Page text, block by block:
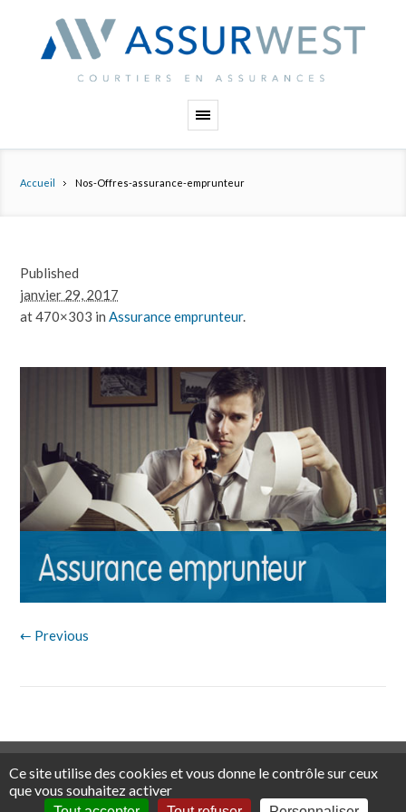
Accueil Nos-Offres-assurance-emprunteur
Published
janvier 29, 2017
at 470×303 inAssurance emprunteur.
← Previous
Mentions légales Traitement des réclamations
Tous droits
2026 Assurwest
Ce site utilise des cookies et vous donne le contrôle sur ceux
que vous souhaitez activer